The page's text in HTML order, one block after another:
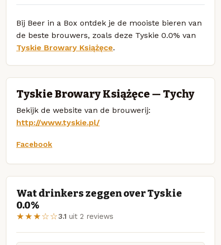
Bij Beer in a Box ontdek je de mooiste bieren van
de beste brouwers, zoals deze Tyskie 0.0% van
Tyskie Browary Książęce.
Tyskie Browary Książęce — Tychy
Bekijk de website van de brouwerij:
http://www.tyskie.pl/
Facebook
Wat drinkers zeggen over Tyskie
0.0%
★★★☆☆3.1 uit 2 reviews